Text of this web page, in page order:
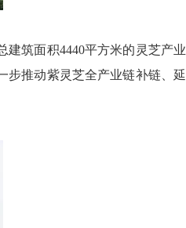
筑面积4440平方米的灵芝产业
步推动紫灵芝全产业链补链、延